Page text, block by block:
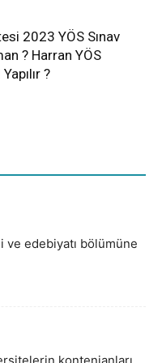
2023 YÖS Sınav
? Harran YÖS
?
ve edebiyatı bölümüne